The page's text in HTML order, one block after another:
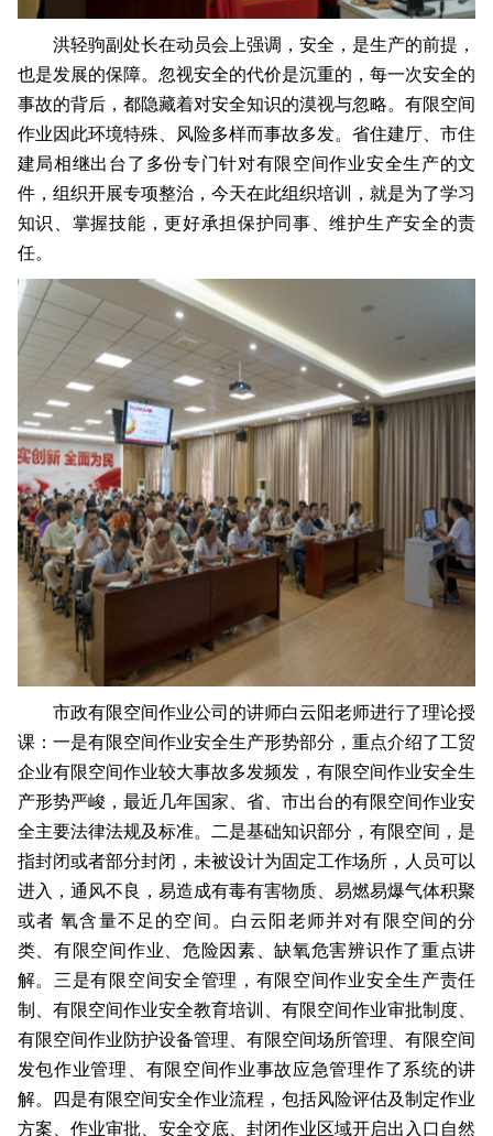
洪轻驹副处长在动员会上强调，安全，是生产的前提，
也是发展的保障。忽视安全的代价是沉重的，每一次安全的
事故的背后，都隐藏着对安全知识的漠视与忽略。有限空间
作业因此环境特殊、风险多样而事故多发。省住建厅、市住
建局相继出台了多份专门针对有限空间作业安全生产的文
件，组织开展专项整治，今天在此组织培训，就是为了学习
知识、掌握技能，更好承担保护同事、维护生产安全的责
任。
市政有限空间作业公司的讲师白云阳老师进行了理论授
课：一是有限空间作业安全生产形势部分，重点介绍了工贸
企业有限空间作业较大事故多发频发，有限空间作业安全生
产形势严峻，最近几年国家、省、市出台的有限空间作业安
全主要法律法规及标准。二是基础知识部分，有限空间，是
指封闭或者部分封闭，未被设计为固定工作场所，人员可以
进入，通风不良，易造成有毒有害物质、易燃易爆气体积聚
或者 氧含量不足的空间。白云阳老师并对有限空间的分
类、有限空间作业、危险因素、缺氧危害辨识作了重点讲
解。三是有限空间安全管理，有限空间作业安全生产责任
制、有限空间作业安全教育培训、有限空间作业审批制度、
有限空间作业防护设备管理、有限空间场所管理、有限空间
发包作业管理、有限空间作业事故应急管理作了系统的讲
解。四是有限空间安全作业流程，包括风险评估及制定作业
方案、作业审批、安全交底、封闭作业区域开启出入口自然